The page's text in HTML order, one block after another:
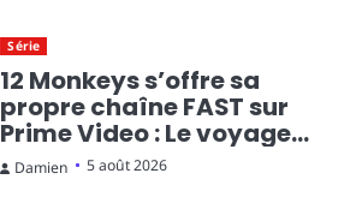
Série
12 Monkeys s’offre sa
propre chaîne FAST sur
Prime Video : Le voyage
temporel en diffusion
Damien 5 août 2026